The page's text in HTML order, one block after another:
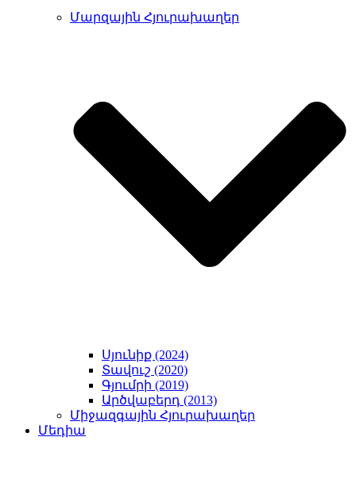
Մարզային Հյուրախաղեր
Սյունիք (2024)
Տավուշ (2020)
Գյումրի (2019)
Արծվաբերդ (2013)
Միջազգային Հյուրախաղեր
Մեդիա